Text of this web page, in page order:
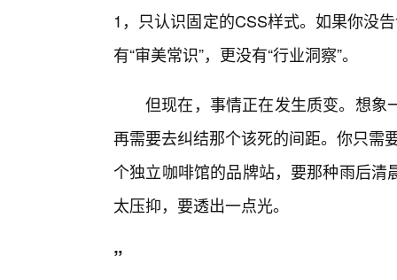
1，只认识固定的CSS样式。如果你没
有“审美常识”，更没有“行业洞察”。
但现在，事情正在发生质变。想象
再需要去纠结那个该死的间距。你只需
个独立咖啡馆的品牌站，要那种雨后
太压抑，要透出一点光。
”